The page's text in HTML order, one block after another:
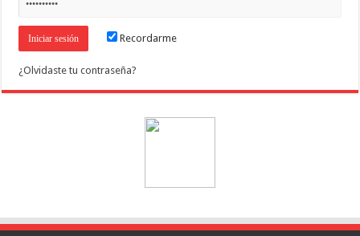
Recordarme
¿Olvidaste tu contraseña?